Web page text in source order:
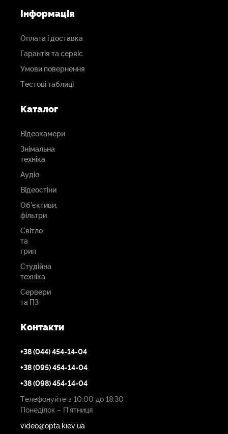
Інформація
Оплата і доставка
Гарантія та сервіс
Умови повернення
Тестові таблиці
Каталог
Відеокамери
Знімальна
техніка
Аудіо
Відеостіни
Об'єктиви,
фільтри
Світло
та
грип
Студійна
техніка
Сервери
та ПЗ
Контакти
+38 (044) 454-14-04
+38 (095) 454-14-04
+38 (098) 454-14-04
Телефонуйте з 10:00 до 18:30
Понеділок – П'ятниця
video@opta.kiev.ua